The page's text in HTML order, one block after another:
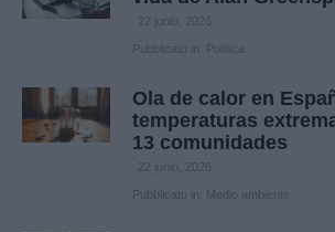
22 junio, 2026
Pubblicato in: Política
Ola de calor en
temperaturas
13 comunidades
22 junio, 2026
Pubblicato in: Medio ambiente